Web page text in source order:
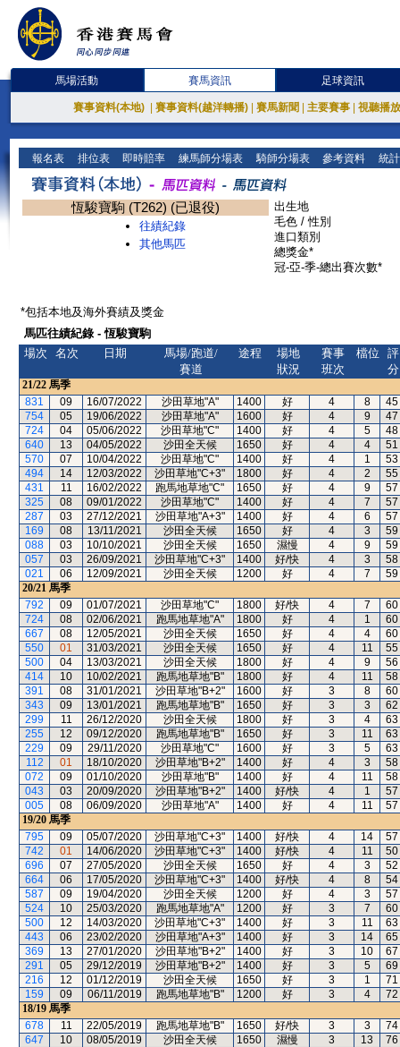
馬場活動 賽馬資訊 足球資訊
賽事資料(本地) 賽事資料(越洋轉播) 賽馬新聞 主要賽事 視聽播
報名表 排位表 即時賠率 練馬師分場表 騎師分場表 參考資料 統
恆駿寶駒 (T262) (已退役)
往績紀錄
其他馬匹
出生地
毛色 / 性別
進口類別
總獎金*
冠-亞-季-總出賽次數*
*包括本地及海外賽績及獎金
馬匹往績紀錄 - 恆駿寶駒
場次
名次 日期
馬場/跑道/
賽道
途程
場地
狀況
賽事
班次
檔位
評
分
21/22 馬季
831
09 16/07/2022 沙田草地"A" 1400 好 4 8
45
754
05 19/06/2022 沙田草地"A" 1600 好 4 9
47
724
04 05/06/2022 沙田草地"C" 1400 好 4 5
48
640
13 04/05/2022 沙田全天候 1650 好 4 4
51
570
07 10/04/2022 沙田草地"C" 1400 好 4 1
53
494
14 12/03/2022 沙田草地"C+3" 1800 好 4 2
55
431
11 16/02/2022 跑馬地草地"C" 1650 好 4 9
57
325
08 09/01/2022 沙田草地"C" 1400 好 4 7
57
287
03 27/12/2021 沙田草地"A+3" 1400 好 4 6
57
169
08 13/11/2021 沙田全天候 1650 好 4 3
59
088
03 10/10/2021 沙田全天候 1650 濕慢 4 9
59
057
03 26/09/2021 沙田草地"C+3" 1400 好/快 4 3
58
021
06 12/09/2021 沙田全天候 1200 好 4 7
59
20/21 馬季
792
09 01/07/2021 沙田草地"C" 1800 好/快 4 7
60
724
08 02/06/2021 跑馬地草地"A" 1800 好 4 1
60
667
08 12/05/2021 沙田全天候 1650 好 4 4
60
550
01 31/03/2021 沙田全天候 1650 好 4 11
55
500
04 13/03/2021 沙田全天候 1800 好 4 9
56
414
10 10/02/2021 跑馬地草地"B" 1800 好 4 11
58
391
08 31/01/2021 沙田草地"B+2" 1600 好 3 8
60
343
09 13/01/2021 跑馬地草地"B" 1650 好 3 3
62
299
11 26/12/2020 沙田全天候 1800 好 3 4
63
255
12 09/12/2020 跑馬地草地"B" 1650 好 3 11
63
229
09 29/11/2020 沙田草地"C" 1600 好 3 5
63
112
01 18/10/2020 沙田草地"B+2" 1400 好 4 3
58
072
09 01/10/2020 沙田草地"B" 1400 好 4 11
58
043
03 20/09/2020 沙田草地"B+2" 1400 好/快 4 1
57
005
08 06/09/2020 沙田草地"A" 1400 好 4 11
57
19/20 馬季
795
09 05/07/2020 沙田草地"C+3" 1400 好/快 4 14
57
742
01 14/06/2020 沙田草地"C+3" 1400 好/快 4 11
50
696
07 27/05/2020 沙田全天候 1650 好 4 3
52
664
06 17/05/2020 沙田草地"C+3" 1400 好/快 4 8
54
587
09 19/04/2020 沙田全天候 1200 好 4 3
57
524
10 25/03/2020 跑馬地草地"A" 1200 好 3 7
60
500
12 14/03/2020 沙田草地"C+3" 1400 好 3 11
63
443
06 23/02/2020 沙田草地"A+3" 1400 好 3 14
65
369
13 27/01/2020 沙田草地"B+2" 1400 好 3 10
67
291
05 29/12/2019 沙田草地"B+2" 1400 好 3 5
69
216
12 01/12/2019 沙田全天候 1650 好 3 1
71
159
09 06/11/2019 跑馬地草地"B" 1200 好 3 4
72
18/19 馬季
678
11 22/05/2019 跑馬地草地"B" 1650 好/快 3 3
74
647
10 08/05/2019 沙田全天候 1650 濕慢 3 13
76